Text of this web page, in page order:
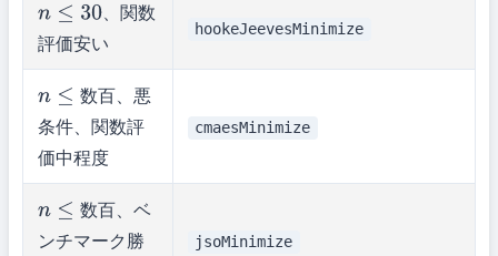
n≤30
、関数
評価安い
hookeJeevesMinimize
数百
n≤数 百
、悪
条件、関数評
価中程度
cmaesMinimize
数百
n≤数 百
、ベ
ンチマーク勝
jsoMinimize